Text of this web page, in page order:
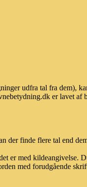
udfra tal fra dem),
er lavet af
der finde flere tal end
er med kildeangivelse.
med forudgående